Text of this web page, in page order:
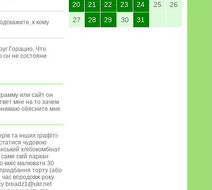
20
21 22 23 24 25
26
27
28 29 30 31
к кому
Горацио, Что
он не состояни
или сайт он
мне на то зачем
обясните мне
та інших графіті-
чудовою
хлібокомбінат
свій паркан
вміє малювати 30
торту (або
впродовж року.
breadz1@ukr.net